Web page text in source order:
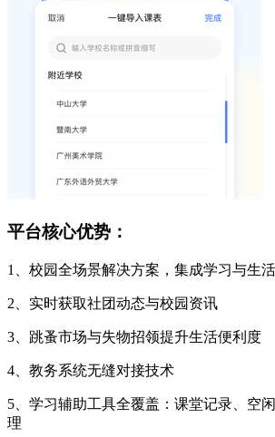
平台核心优势：
1、校园全场景解决方案，集成学习与生
2、实时获取社团动态与校园资讯
3、跳蚤市场与失物招领提升生活便利度
4、教务系统无缝对接技术
5、学习辅助工具全覆盖：课堂记录、空
理